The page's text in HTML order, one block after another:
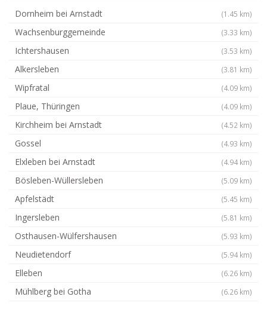
Dornheim bei Arnstadt (1.45 km)
Wachsenburggemeinde (3.33 km)
Ichtershausen (3.53 km)
Alkersleben (3.81 km)
Wipfratal (4.09 km)
Plaue, Thüringen (4.09 km)
Kirchheim bei Arnstadt (4.52 km)
Gossel (4.93 km)
Elxleben bei Arnstadt (4.94 km)
Bösleben-Wüllersleben (5.09 km)
Apfelstädt (5.45 km)
Ingersleben (5.81 km)
Osthausen-Wülfershausen (5.93 km)
Neudietendorf (5.94 km)
Elleben (6.26 km)
Mühlberg bei Gotha (6.26 km)